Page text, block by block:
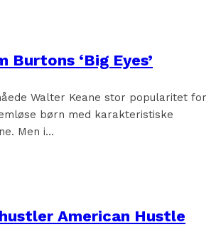
‘Big Eyes’
Walter Keane stor popularitet for
børn med karakteristiske
Men i...
American Hustle